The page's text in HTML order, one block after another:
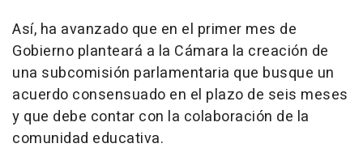
Así, ha avanzado que en el primer mes de
Gobierno planteará a la Cámara la creación de
una subcomisión parlamentaria que busque un
acuerdo consensuado en el plazo de seis meses
y que debe contar con la colaboración de la
comunidad educativa.